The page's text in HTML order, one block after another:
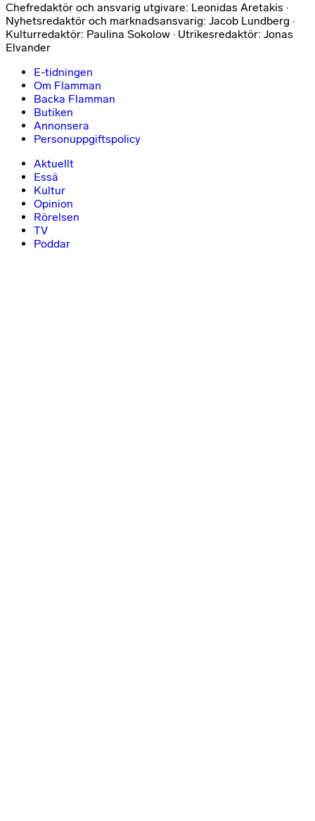
Chefredaktör och ansvarig utgivare: Leonidas Aretakis ·
Nyhetsredaktör och marknadsansvarig: Jacob Lundberg ·
Kulturredaktör: Paulina Sokolow · Utrikesredaktör: Jonas
Elvander
E-tidningen
Om Flamman
Backa Flamman
Butiken
Annonsera
Personuppgiftspolicy
Aktuellt
Essä
Kultur
Opinion
Rörelsen
TV
Poddar